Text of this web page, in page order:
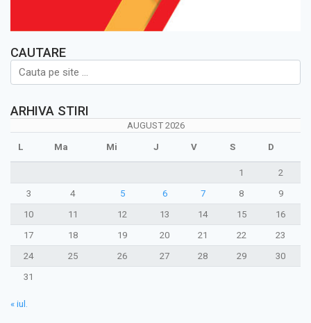
CAUTARE
ARHIVA STIRI
AUGUST 2026
L Ma Mi J V S D
1
2
3
4 5 6 7 8
9
10
11 12 13 14 15
16
17
18 19 20 21 22
23
24
25 26 27 28 29
30
31
« iul.